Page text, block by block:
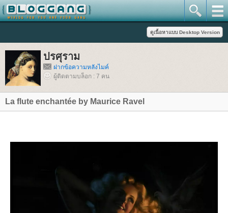
ปรศุราม
ฝากข้อความหลังไมค์
ผู้ติดตามบล็อก : 7 คน
La flute enchantée by Maurice Ravel